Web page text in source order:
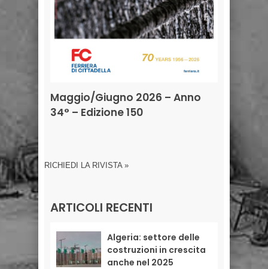
Maggio/Giugno 2026 – Anno
34° – Edizione 150
RICHIEDI LA RIVISTA »
ARTICOLI RECENTI
Algeria: settore delle
costruzioni in crescita
anche nel 2025